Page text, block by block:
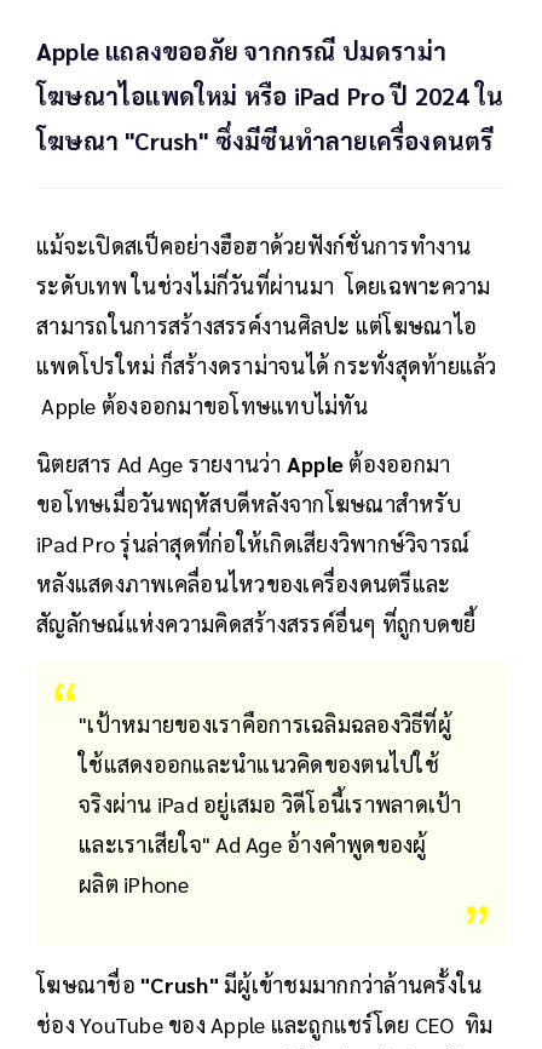
Apple แถลงขออภัย จากกรณี ปมดราม่า
โฆษณาไอแพดใหม่ หรือ iPad Pro ปี 2024 ใน
โฆษณา "Crush" ซึ่งมีซีนทำลายเครื่องดนตรี
แม้จะเปิดสเป็คอย่างฮือฮาด้วยฟังก์ชั่นการทำงาน
ระดับเทพ ในช่วงไม่กี่วันที่ผ่านมา โดยเฉพาะความ
สามารถในการสร้างสรรค์งานศิลปะ แต่โฆษณาไอ
แพดโปรใหม่ ก็สร้างดราม่าจนได้ กระทั่งสุดท้ายแล้ว
Apple ต้องออกมาขอโทษแทบไม่ทัน
นิตยสาร Ad Age รายงานว่า Apple ต้องออกมา
ขอโทษเมื่อวันพฤหัสบดีหลังจากโฆษณาสำหรับ
iPad Pro รุ่นล่าสุดที่ก่อให้เกิดเสียงวิพากษ์วิจารณ์
หลังแสดงภาพเคลื่อนไหวของเครื่องดนตรีและ
สัญลักษณ์แห่งความคิดสร้างสรรค์อื่นๆ ที่ถูกบดขยี้
"เป้าหมายของเราคือการเฉลิมฉลองวิธีที่ผู้
ใช้แสดงออกและนำแนวคิดของตนไปใช้
จริงผ่าน iPad อยู่เสมอ วิดีโอนี้เราพลาดเป้า
และเราเสียใจ" Ad Age อ้างคำพูดของผู้
ผลิต iPhone
โฆษณาชื่อ "Crush" มีผู้เข้าชมมากกว่าล้านครั้งใน
ช่อง YouTube ของ Apple และถูกแชร์โดย CEO ทิม